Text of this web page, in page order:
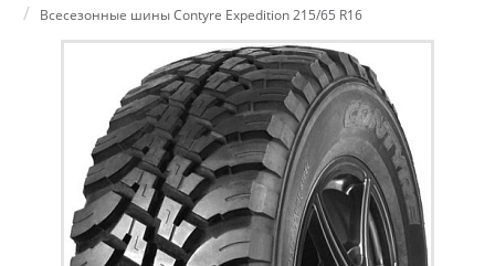
Всесезонные шины Contyre Expedition 215/65 R16